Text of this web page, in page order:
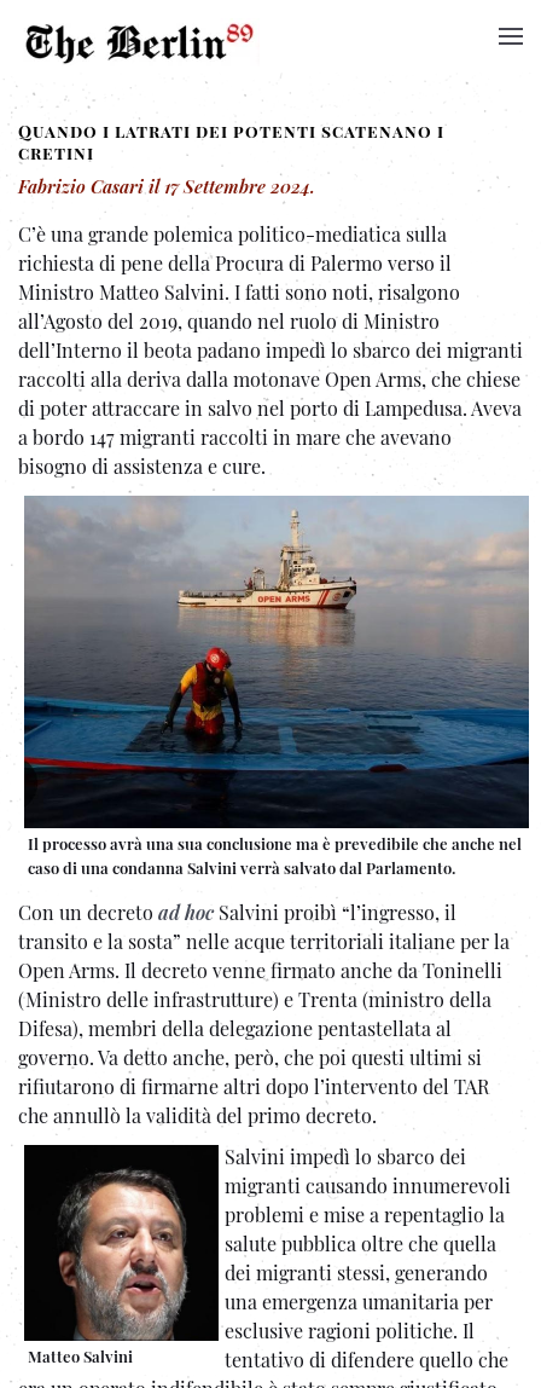
Quando i latrati dei potenti scatenano i
cretini
Fabrizio Casariil 17 Settembre 2024.
C’è una grande polemica politico-mediatica sulla
richiesta di pene della Procura di Palermo verso il
Ministro Matteo Salvini. I fatti sono noti, risalgono
all’Agosto del 2019, quando nel ruolo di Ministro
dell’Interno il beota padano impedì lo sbarco dei migranti
raccolti alla deriva dalla motonave Open Arms, che chiese
di poter attraccare in salvo nel porto di Lampedusa. Aveva
a bordo 147 migranti raccolti in mare che avevano
bisogno di assistenza e cure.
Il processo avrà una sua conclusione ma è prevedibile che anche nel
caso di una condanna Salvini verrà salvato dal Parlamento.
Con un decreto ad hocSalvini proibì “l’ingresso, il
transito e la sosta” nelle acque territoriali italiane per la
Open Arms. Il decreto venne firmato anche da Toninelli
(Ministro delle infrastrutture) e Trenta (ministro della
Difesa), membri della delegazione pentastellata al
governo. Va detto anche, però, che poi questi ultimi si
rifiutarono di firmarne altri dopo l’intervento del TAR
che annullò la validità del primo decreto.
Matteo Salvini
Salvini impedì lo sbarco dei
migranti causando innumerevoli
problemi e mise a repentaglio la
salute pubblica oltre che quella
dei migranti stessi, generando
una emergenza umanitaria per
esclusive ragioni politiche. Il
tentativo di difendere quello che